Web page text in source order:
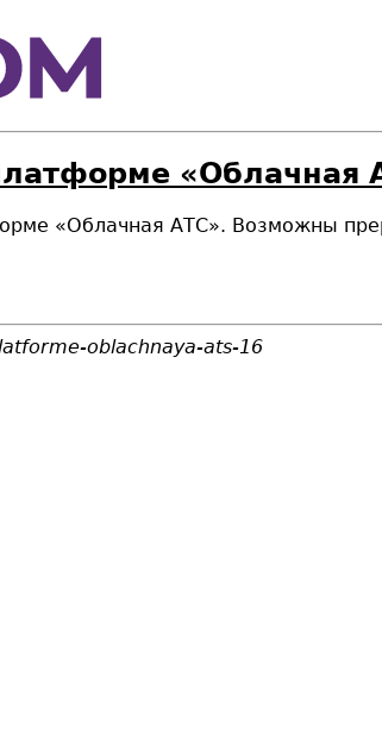
«Облачная
«Облачная АТС». Возможны
oblachnaya-ats-16